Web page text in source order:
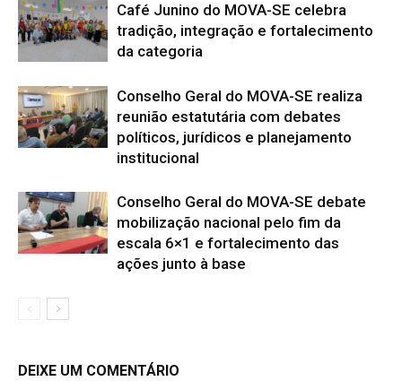
Café Junino do MOVA-SE celebra
tradição, integração e fortalecimento
da categoria
Conselho Geral do MOVA-SE realiza
reunião estatutária com debates
políticos, jurídicos e planejamento
institucional
Conselho Geral do MOVA-SE debate
mobilização nacional pelo fim da
escala 6×1 e fortalecimento das
ações junto à base
DEIXE UM COMENTÁRIO